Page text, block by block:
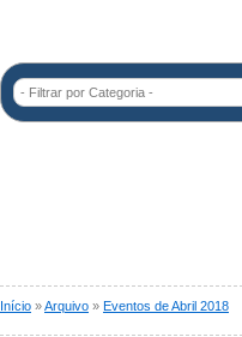
- Filtrar por Categoria -
Início »Arquivo » Eventos de Abril 2018